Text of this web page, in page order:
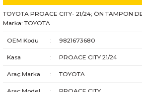
TOYOTA PROACE CITY- 21/24; ÖN TAMPON
Marka: TOYOTA
OEM Kodu : 9821673680
Kasa : PROACE CITY 21/24
Araç Marka : TOYOTA